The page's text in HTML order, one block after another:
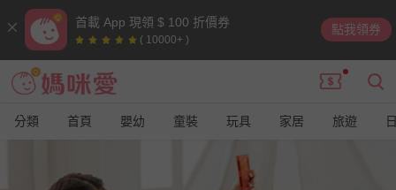
首載 App 現領 $ 100 折價券
( 10000+ )
點我領券
分類 首頁 嬰幼 童裝 玩具 家居 旅遊